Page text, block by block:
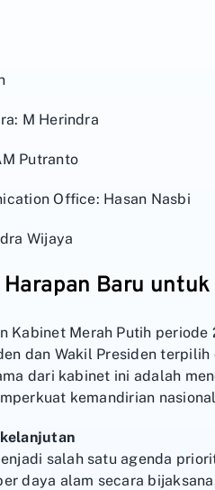
M Herindra
Putranto
Office: Hasan Nasbi
Wijaya
Baru untuk
Kabinet Merah Putih
dan Wakil Presiden
dari kabinet ini adalah
kemandirian
salah satu agenda
daya alam secara